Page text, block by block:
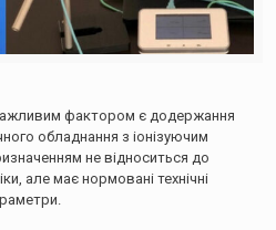
фактором є додержання
обладнання з іонізуючим
не відноситься до
але має нормовані технічні